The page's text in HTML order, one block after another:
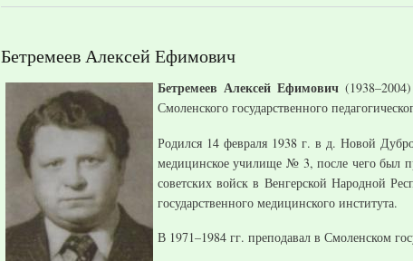
Бетремеев Алексей Ефимович
Бетремеев Алексей Ефимович
Смоленского государственного
Родился 14 февраля 1938 г. в д. Новой
медицинское училище № 3, после чего был
советских войск в Венгерской Народной
государственного медицинского института.
В 1971–1984 гг. преподавал в Смоленском